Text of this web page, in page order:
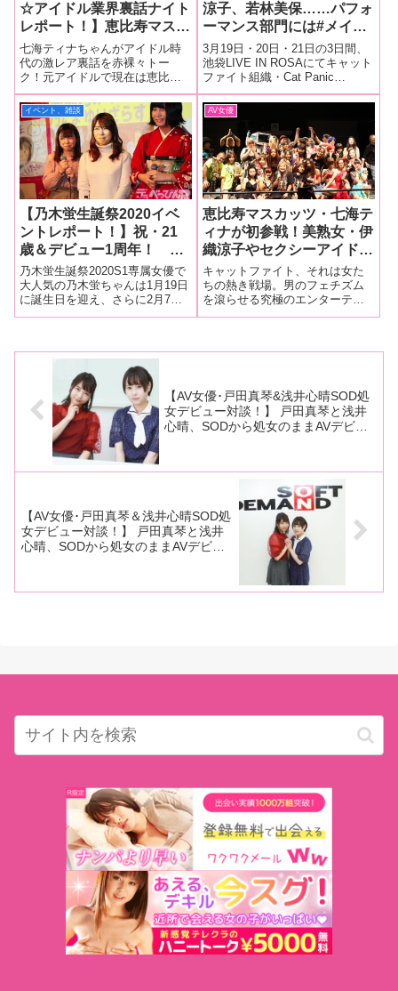
☆アイドル業界裏話ナイト
レポート！】恵比寿マスカ
ッツの七海ティナがアイド
ル業界のタブーにズバッと
斬り込む？ ツイートNG
のマル秘話に会場騒然！
七海ティナちゃんがアイドル時
代の激レア裏話を赤裸々トー
ク！元アイドルで現在は恵比寿
マスカッツのメンバーである七
海ティナちゃんがアイドル時代
の激レア裏話を赤裸々トーク！
そんな貴重なSOD（ソフト・オ
ン・デマンド）イベント「七海
ティナ(恵比寿マ
涼子、若林美保……パフォ
ーマンス部門には#メイキ
ットも参戦！美女たちがそ
の肉体とプライドを賭けて
全力で戦う『CPE
PresentsADULT
SPORTS EXPO(1回戦)ど
きッ！女だらけのエロリン
ファイト！』潜入レポート
3月19日・20日・21日の3日間、
池袋LIVE IN ROSAにてキャット
ファイト組織・Cat Panic
Entertainment（CPE）主催の
「ADULT SPORTS EXPO（1回
戦）」が行われました。デラべ
っぴんRは3Day
イベント、雑談
【乃木蛍生誕祭2020イベ
ントレポート！】祝・21
歳＆デビュー1周年！ 阿
部乃みく、七海ティナ、姫
乃たま、ゆいざらすと様々
なジャンルから祝福ゲスト
が登場！ 阿佐ヶ谷ロフト
乃木蛍生誕祭2020S1専属女優で
大人気の乃木蛍ちゃんは1月19日
に誕生日を迎え、さらに2月7日
がデビュー1周年！ そのダブル
谷ロフトAで開催されました。チ
ケットは完売。会場後
AV女優
恵比寿マスカッツ・七海テ
ィナが初参戦！美熟女・伊
織涼子やセクシーアイド
ル・範田紗々も登場
「CPEキャットファイト
夏祭り どきッ！女だらけ
のキャットファイト祭
下品熱帯夜〜」レポート！
キャットファイト、それは女た
ちの熱き戦場。男のフェチズム
を滾らせる究極のエンターテイ
ンメント格闘技である……。
【AV女優･戸田真琴&浅井心晴SOD処
女デビュー対談！】 戸田真琴と浅井
心晴、SODから処女のままAVデビュ
すよ。大変なことなんですよ（笑）」
【AV女優･戸田真琴＆浅井心晴SOD処
女デビュー対談！】 戸田真琴と浅井
心晴、SODから処女のままAVデビュ
せてくれた女優さんの作品は、ちゃん